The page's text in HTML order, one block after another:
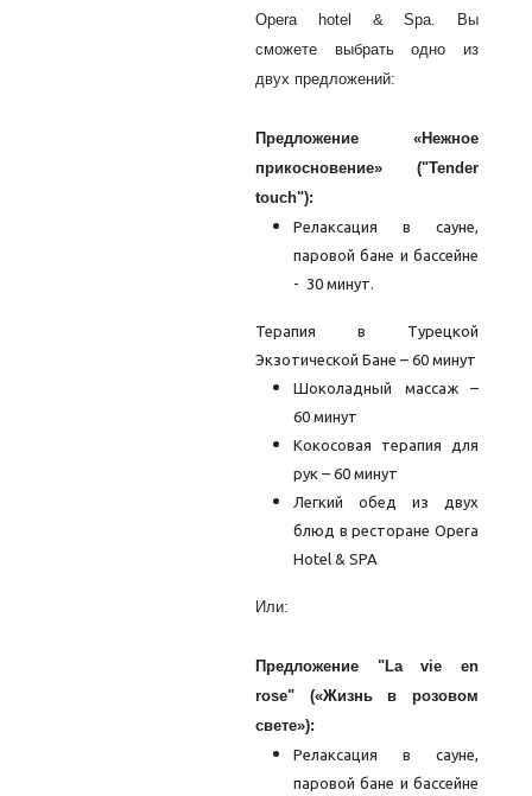
Opera hotel & Spa. Вы
сможете выбрать одно из
двух предложений:
Предложение «Нежное
прикосновение» ("Tender
touch"):
Релаксация в сауне,
паровой бане и бассейне
- 30 минут.
Терапия в Турецкой
Экзотической Бане – 60 минут
Шоколадный массаж –
60 минут
Кокосовая терапия для
рук – 60 минут
Легкий обед из двух
блюд в ресторане Opera
Hotel & SPA
Или:
Предложение "La vie en
rose" («Жизнь в розовом
свете»):
Релаксация в сауне,
паровой бане и бассейне